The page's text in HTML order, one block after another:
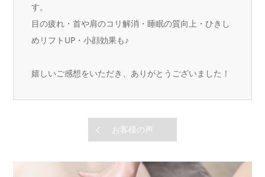
す。
目の疲れ・首や肩のコリ解消・睡眠の質向上・ひきし
めリフトUP・小顔効果も♪
嬉しいご感想をいただき、ありがとうございました！
お客様の声